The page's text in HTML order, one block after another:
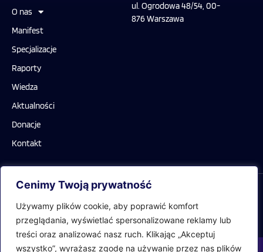
Cenimy Twoją prywatność
Używamy plików cookie, aby poprawić komfort
przeglądania, wyświetlać spersonalizowane reklamy lub
treści oraz analizować nasz ruch. Klikając „Akceptuj
wszystko”, wyrażasz zgodę na używanie przez nas plików
O nas
Manifest
Specjalizacje
Raporty
Wiedza
Aktualności
Donacje
Kontakt
ul. Ogrodowa 48/54, 00-
876 Warszawa
Realizacja: LiderOnline